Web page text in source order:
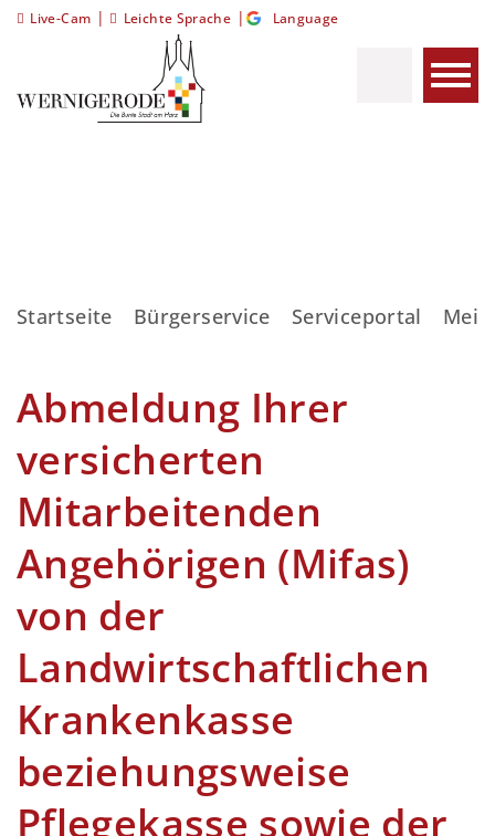
Live-Cam | Leichte Sprache | Language
Startseite Bürgerservice Serviceportal
Abmeldung Ihrer
versicherten
Mitarbeitenden
Angehörigen (Mifas)
von der
Landwirtschaftlichen
Krankenkasse
beziehungsweise
Pflegekasse sowie der